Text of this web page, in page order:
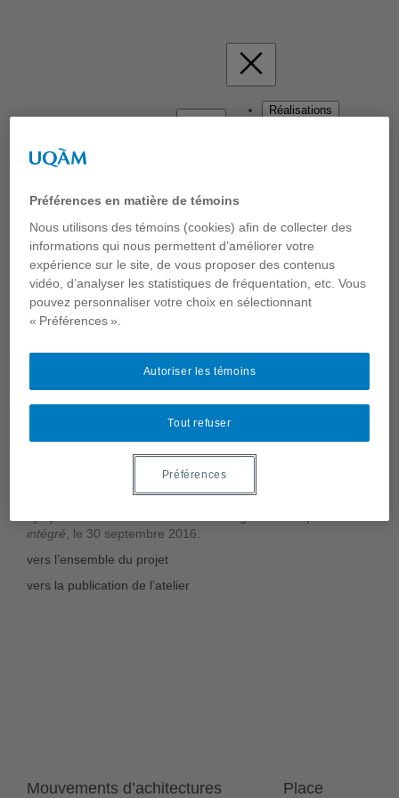
Réalisations
Penser, Créer l’urbain
Carole Lévesque
Atelier
vague à Montréal. Une équipe de chercheur.e.s en arts,
design et sciences humaines s’est jointe à des groupes
d’innovation sociale afin de collecter le savoir-citoyen, la
mémoire du quartier, la projection de ceux qui y vivent.
Ensemble, ils ont conçu un protocole participatif autour de
manières créatives de penser l’urbain.
l’environnement a a pris part à cette belle aventure collective,
déclinée sous plusieurs activités, et qui a mené au
intégré , le 30 septembre 2016.
vers l’ensemble du projet
vers la publication de l’atelier
Mouvements d’achitectures Place
Préférences en matière de témoins
Nous utilisons des témoins (cookies) afin de collecter des
informations qui nous permettent d’améliorer votre
expérience sur le site, de vous proposer des contenus
vidéo, d’analyser les statistiques de fréquentation, etc. Vous
pouvez personnaliser votre choix en sélectionnant
« Préférences ».
Tout refuser
Autoriser les témoins
Préférences